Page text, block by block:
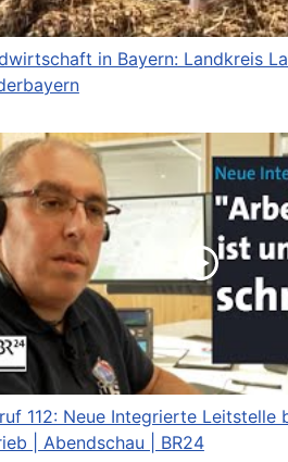
in Bayern: Landkreis
112: Neue Integrierte Leitstelle
| Abendschau | BR24